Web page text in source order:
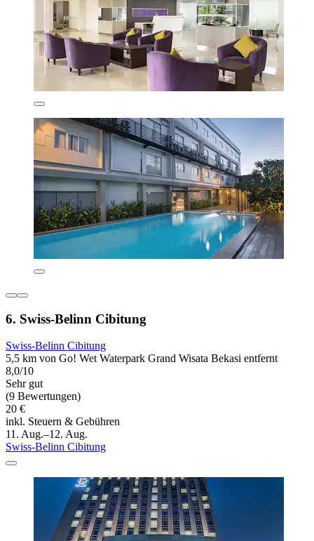
6. Swiss-Belinn Cibitung
Swiss-Belinn Cibitung
5,5 km von Go! Wet Waterpark Grand Wisata Bekasi entfernt
8,0/10
Sehr gut
(9 Bewertungen)
20 €
inkl. Steuern & Gebühren
11. Aug.–12. Aug.
Swiss-Belinn Cibitung